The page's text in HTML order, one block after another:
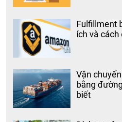
Fulfillment
ích và
Vận
bằng
biết